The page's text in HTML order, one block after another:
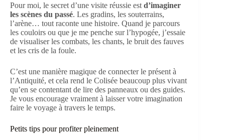
Pour moi, le secret d’une visite réussie est d’imaginer
les scènes du passé. Les gradins, les souterrains,
l’arène… tout raconte une histoire. Quand je parcours
les couloirs ou que je me penche sur l’hypogée, j’essaie
de visualiser les combats, les chants, le bruit des fauves
et les cris de la foule.
C’est une manière magique de connecter le présent à
l’Antiquité, et cela rend le Colisée beaucoup plus vivant
qu’en se contentant de lire des panneaux ou des guides.
Je vous encourage vraiment à laisser votre imagination
faire le voyage à travers le temps.
Petits tips pour profiter pleinement